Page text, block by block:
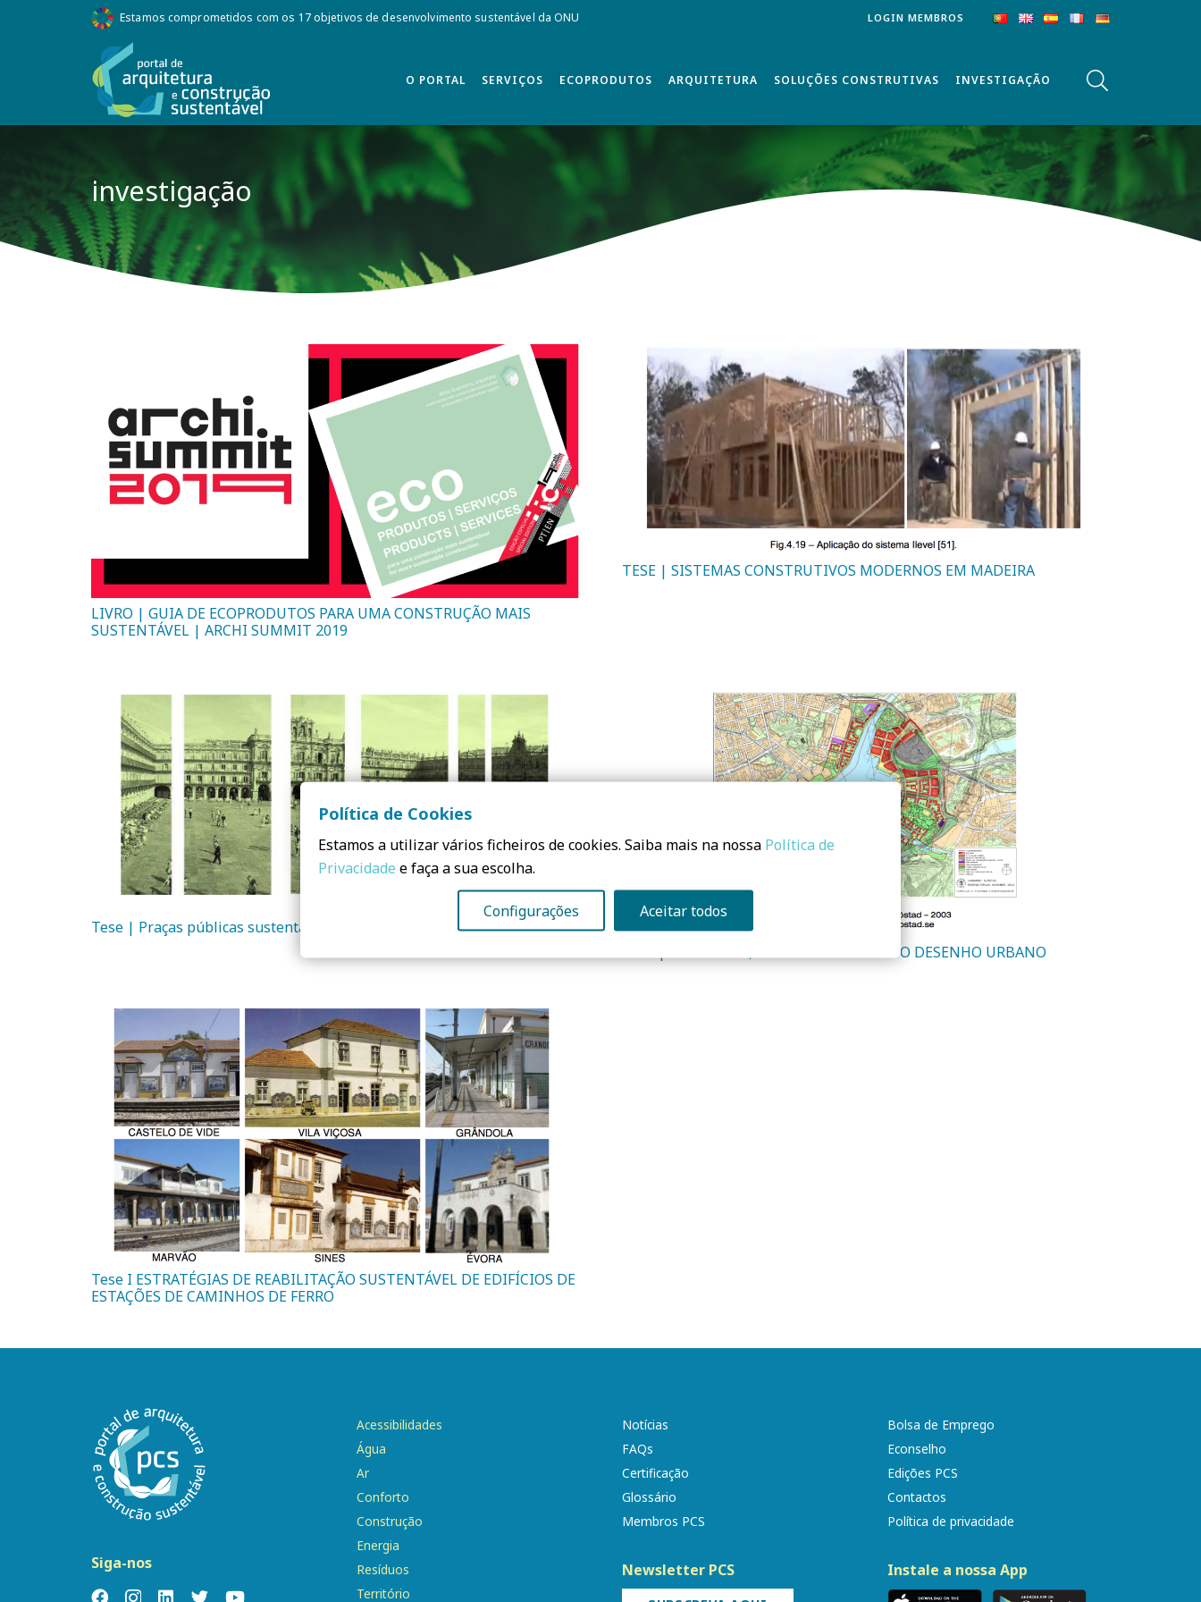
Estamos comprometidos com os 17 objetivos de desenvolvimento sustentável da ONU LOGIN MEMBROS
O PORTAL SERVIÇOS ECOPRODUTOS ARQUITETURA SOLUÇÕES CONSTRUTIVAS INVESTIGAÇÃO
investigação
LIVRO | GUIA DE ECOPRODUTOS PARA UMA CONSTRUÇÃO MAIS
SUSTENTÁVEL | ARCHI SUMMIT 2019
TESE | SISTEMAS CONSTRUTIVOS MODERNOS EM MADEIRA
Tese | Praças públicas sustentáveis | Caso de renovação das praças
Tese | ECOBAIRRO, UM CONCEITO PARA O DESENHO URBANO
Tese I ESTRATÉGIAS DE REABILITAÇÃO SUSTENTÁVEL DE EDIFÍCIOS DE
ESTAÇÕES DE CAMINHOS DE FERRO
Siga-nos
Acessibilidades
Água
Ar
Conforto
Construção
Energia
Resíduos
Território
Notícias
FAQs
Certificação
Glossário
Membros PCS
Newsletter PCS
Bolsa de Emprego
Econselho
Edições PCS
Contactos
Política de privacidade
Instale a nossa App
Política de Cookies
Estamos a utilizar vários ficheiros de cookies. Saiba mais na nossa Política de
Privacidade e faça a sua escolha.
Configurações Aceitar todos